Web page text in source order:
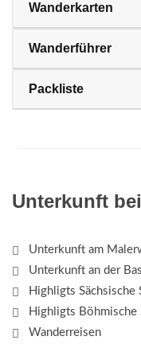
Wanderkarten
Wanderführer
Packliste
Unterkunft
Unterkunft am
Unterkunft an der
Highligts Sächsische
Highligts Böhmische
Wanderreisen